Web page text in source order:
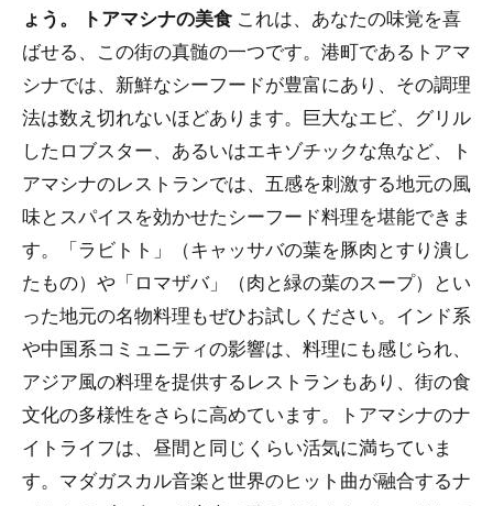
ょう。
トアマシナの美食 これは、あなたの味覚を喜
ばせる、この街の真髄の一つです。港町であるトアマ
シナでは、新鮮なシーフードが豊富にあり、その調理
法は数え切れないほどあります。巨大なエビ、グリル
したロブスター、あるいはエキゾチックな魚など、ト
アマシナのレストランでは、五感を刺激する地元の風
味とスパイスを効かせたシーフード料理を堪能できま
す。「ラビトト」（キャッサバの葉を豚肉とすり潰し
たもの）や「ロマザバ」（肉と緑の葉のスープ）とい
った地元の名物料理もぜひお試しください。インド系
や中国系コミュニティの影響は、料理にも感じられ、
アジア風の料理を提供するレストランもあり、街の食
文化の多様性をさらに高めています。トアマシナのナ
イトライフは、昼間と同じくらい活気に満ちていま
す。マダガスカル音楽と世界のヒット曲が融合するナ